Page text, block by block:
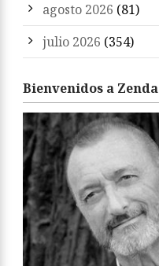
agosto 2026 (81)
julio 2026 (354)
Bienvenidos a Zenda